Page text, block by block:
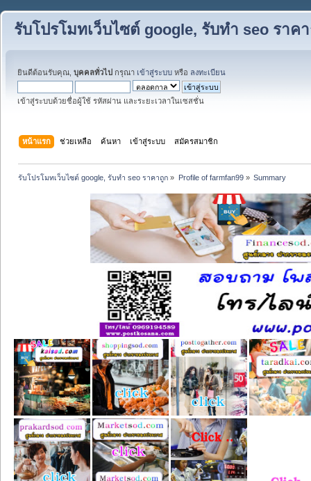
รับโปรโมทเว็บไซต์ google, รับทำ seo ราค
ยินดีต้อนรับคุณ, บุคคลทั่วไป กรุณา เข้าสู่ระบบ หรือ ลงทะเบียน
เข้าสู่ระบบด้วยชื่อผู้ใช้ รหัสผ่าน และระยะเวลาในเซสชั่น
หน้าแรก ช่วยเหลือ ค้นหา เข้าสู่ระบบ สมัครสมาชิก
รับโปรโมทเว็บไซต์ google, รับทำ seo ราคาถูก » Profile of farmfan99» Summary